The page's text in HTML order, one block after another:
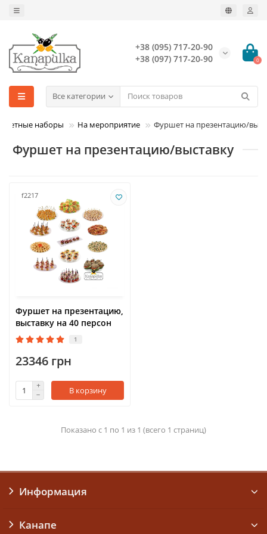
+38 (095) 717-20-90
+38 (097) 717-20-90
0
Все категории
наборы На мероприятие Фуршет на презентацию/
Фуршет на презентацию/выставку
f2217
Фуршет на презентацию,
выставку на 40 персон
1
23346 грн
В корзину
Показано с 1 по 1 из 1 (всего 1 страниц)
Информация
Канапе